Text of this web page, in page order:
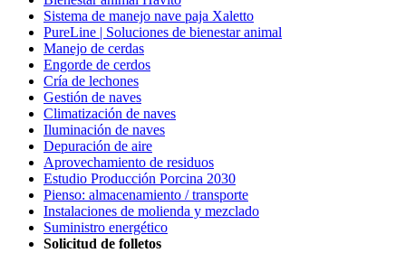
Sistema de manejo nave paja Xaletto
PureLine | Soluciones de bienestar animal
Manejo de cerdas
Engorde de cerdos
Cría de lechones
Gestión de naves
Climatización de naves
Iluminación de naves
Depuración de aire
Aprovechamiento de residuos
Estudio Producción Porcina 2030
Pienso: almacenamiento / transporte
Instalaciones de molienda y mezclado
Suministro energético
Solicitud de folletos